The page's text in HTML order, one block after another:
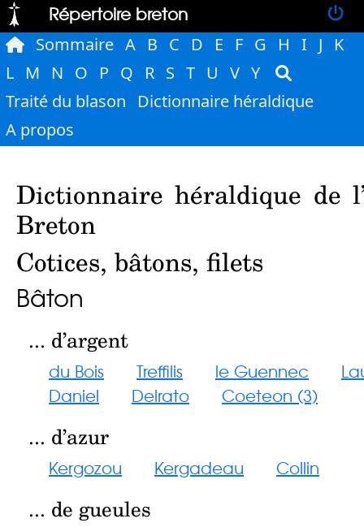
Répertoire breton
Sommaire A B C D E F G H I J
K
L M N O P Q R S T U V Y
Traité du blason
Dictionnaire héraldique
A propos
Dictionnaire héraldique de
Breton
Cotices, bâtons, filets
Bâton
... d’argent
du Bois Treffilis le Guennec
Daniel
Delrato Coeteon (3)
... d’azur
Kergozou Kergadeau Collin
... de gueules